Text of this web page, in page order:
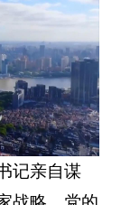
记亲自谋